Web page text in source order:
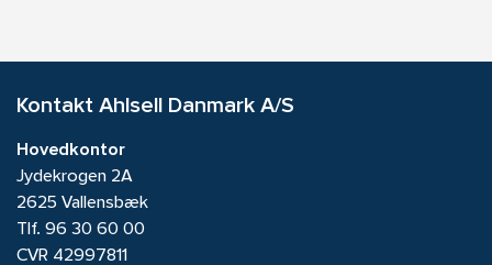
Kontakt Ahlsell Danmark A/S
Hovedkontor
Jydekrogen 2A
2625 Vallensbæk
Tlf. 96 30 60 00
CVR 42997811